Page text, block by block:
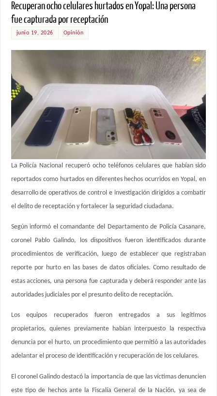
Recuperan ocho celulares hurtados en Yopal: Una persona
fue capturada por receptación
junio 19, 2026 Opinión
La Policía Nacional recuperó ocho teléfonos celulares que habían sido
reportados como hurtados en diferentes hechos ocurridos en Yopal, en
desarrollo de operativos de control e investigación dirigidos a combatir
el delito de receptación y fortalecer la seguridad ciudadana.
Según informó el comandante del Departamento de Policía Casanare,
coronel Pablo Galindo, los dispositivos fueron identificados durante
procedimientos de verificación, luego de establecer que registraban
reporte por hurto en las bases de datos oficiales. Como resultado de
estas acciones, una persona fue capturada y deberá responder ante las
autoridades judiciales por el presunto delito de receptación.
Los equipos recuperados fueron entregados a sus legítimos
propietarios, quienes previamente habían interpuesto la respectiva
denuncia por el hurto, un procedimiento que permitió a las autoridades
adelantar el proceso de identificación y recuperación de los celulares.
El coronel Galindo destacó la importancia de que las víctimas denuncien
este tipo de hechos ante la Fiscalía General de la Nación, ya sea de